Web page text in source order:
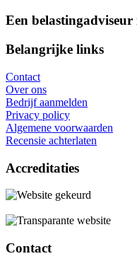
Een
Belangrijke links
Contact
Over ons
Bedrijf aanmelden
Privacy policy
Algemene voorwaarden
Recensie achterlaten
Accreditaties
Contact